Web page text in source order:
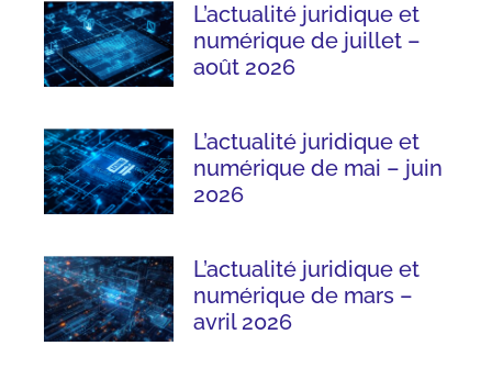
L’actualité juridique et
numérique de juillet –
août 2026
L’actualité juridique et
numérique de mai – juin
2026
L’actualité juridique et
numérique de mars –
avril 2026